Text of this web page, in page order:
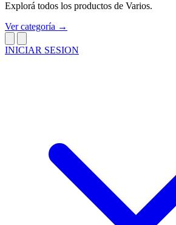
Explorá todos los productos de Varios.
Ver categoría →
INICIAR SESION